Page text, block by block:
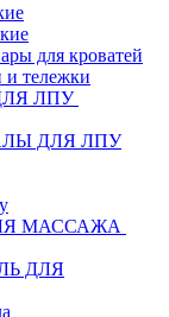
для кроватей
и тележки
ЛПУ
ДЛЯ ЛПУ
МАССАЖА
ДЛЯ